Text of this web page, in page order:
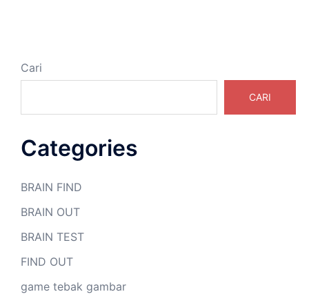
Cari
CARI
Categories
BRAIN FIND
BRAIN OUT
BRAIN TEST
FIND OUT
game tebak gambar